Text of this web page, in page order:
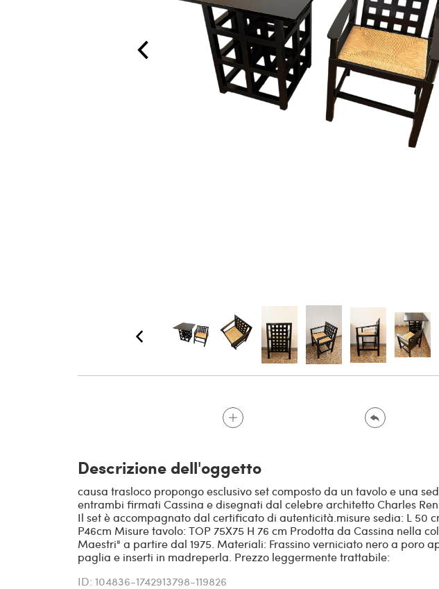
Descrizione dell'oggetto
causa trasloco propongo esclusivo set composto da un tavolo e una
entrambi firmati Cassina e disegnati dal celebre architetto Charles
Il set è accompagnato dal certificato di autenticità.​ misure sedia: L 50
P46cm Misure tavolo: TOP 75X75 H 76 cm Prodotta da Cassina nella
Maestri" a partire dal 1975. Materiali: Frassino verniciato nero a poro
paglia e inserti in madreperla. Prezzo leggermente trattabile:
ID: 104836-1742913798-119826